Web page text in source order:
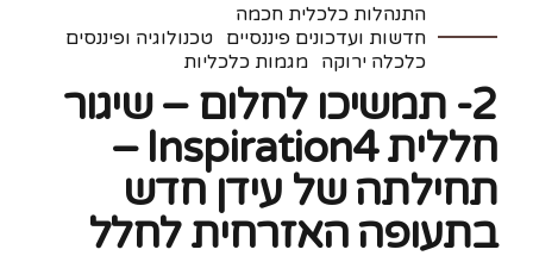
התנהלות כלכלית חכמה
חדשות ועדכונים פיננסיים
טכנולוגיה ופיננסים
כלכלה ירוקה
מגמות כלכליות
2- תמשיכו לחלום – שיגור
חללית Inspiration4 –
תחילתה של עידן חדש
בתעופה האזרחית לחלל